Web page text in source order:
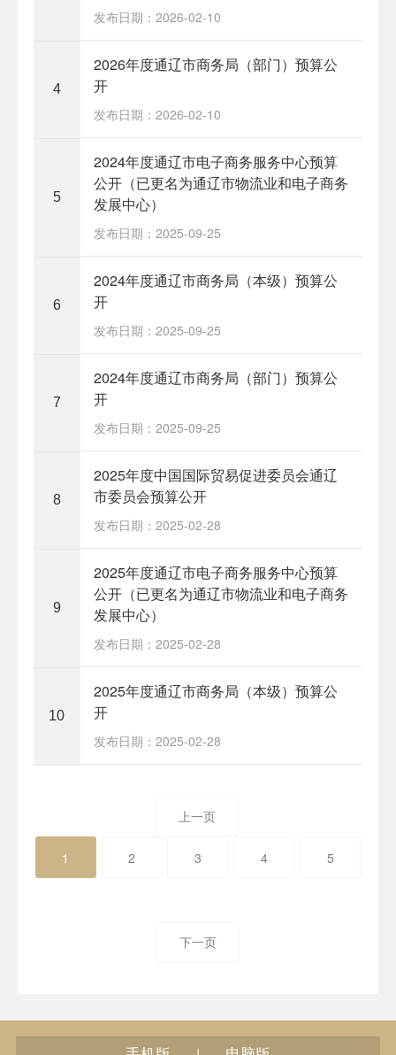
发布日期：2026-02-10
4
2026年度通辽市商务局（部门）预算公
开
发布日期：2026-02-10
5
2024年度通辽市电子商务服务中心预算
公开（已更名为通辽市物流业和电子商务
发展中心）
发布日期：2025-09-25
6
2024年度通辽市商务局（本级）预算公
开
发布日期：2025-09-25
7
2024年度通辽市商务局（部门）预算公
开
发布日期：2025-09-25
8
2025年度中国国际贸易促进委员会通辽
市委员会预算公开
发布日期：2025-02-28
9
2025年度通辽市电子商务服务中心预算
公开（已更名为通辽市物流业和电子商务
发展中心）
发布日期：2025-02-28
10
2025年度通辽市商务局（本级）预算公
开
发布日期：2025-02-28
上一页
1 2 3 4 5
下一页